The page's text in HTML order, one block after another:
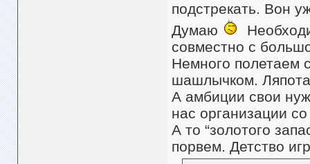
подстрекать. Вон
Думаю
совместно с
Немного полетаем
шашлычком.
А амбиции свои
нас организации
А то “золотого
порвем. Детство